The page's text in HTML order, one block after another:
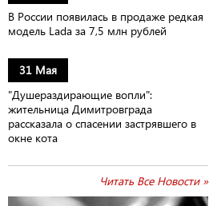
В России появилась в продаже редкая
модель Lada за 7,5 млн рублей
31 Мая
"Душераздирающие вопли":
жительница Димитровграда
рассказала о спасении застрявшего в
окне кота
Читать Все Новости »